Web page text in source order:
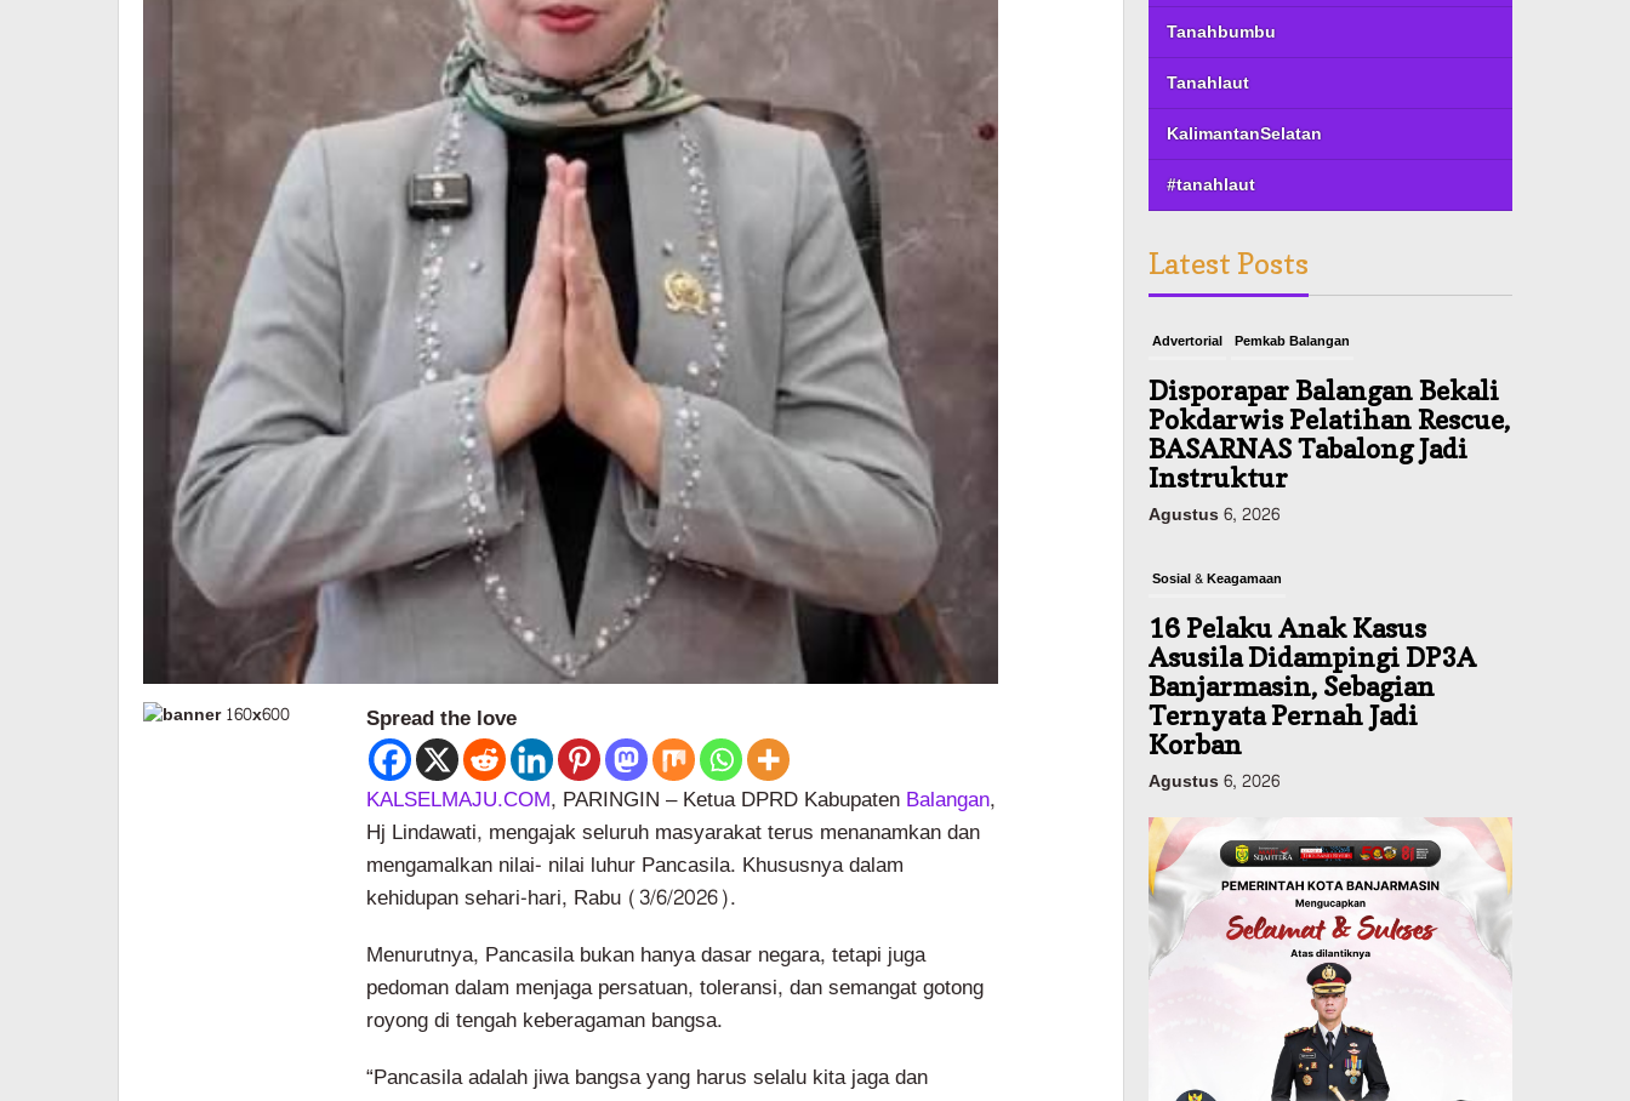
Spread the love
KALSELMAJU.COM, PARINGIN – Ketua DPRD KabupatenBalangan,
Hj Lindawati, mengajak seluruh masyarakat terus menanamkan dan
mengamalkan nilai- nilai luhur Pancasila. Khususnya dalam
kehidupan sehari-hari, Rabu (3/6/2026).
Menurutnya, Pancasila bukan hanya dasar negara, tetapi juga
pedoman dalam menjaga persatuan, toleransi, dan semangat gotong
royong di tengah keberagaman bangsa.
“Pancasila adalah jiwa bangsa yang harus selalu kita jaga dan
Tanahbumbu
Tanahlaut
KalimantanSelatan
#tanahlaut
Latest Posts
Advertorial Pemkab Balangan
Disporapar Balangan Bekali
Pokdarwis Pelatihan Rescue,
BASARNAS Tabalong Jadi
Instruktur
Agustus 6, 2026
Sosial & Keagamaan
16 Pelaku Anak Kasus
Asusila Didampingi DP3A
Banjarmasin, Sebagian
Ternyata Pernah Jadi
Korban
Agustus 6, 2026
Dinas PUPR Kalsel Pembangunan
Tindak Lanjut
Pascakecelakaan Maut,
Pemerintah Janji
Tingkatkan Fasilitas
Keselamatan Jalan
Alternatif Banjarbaru–